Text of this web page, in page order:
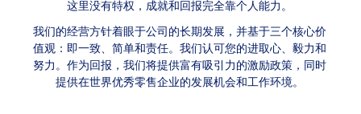
这里没有特权，成就和回报完全靠个人能力。
我们的经营方针着眼于公司的长期发展，并基于三个核心价
值观：即一致、简单和责任。我们认可您的进取心、毅力和
努力。作为回报，我们将提供富有吸引力的激励政策，同时
提供在世界优秀零售企业的发展机会和工作环境。